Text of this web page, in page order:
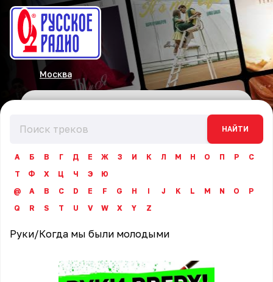
Москва
НАЙТИ
А Б В Г Д Е Ж З И К Л М Н О П Р
С
Т
Ф Х Ц Ч Э
Ю
@
A B C D E F G H I J K L M N O
P
Q
R S T U V W X Y Z
Руки/Когда мы были молодыми